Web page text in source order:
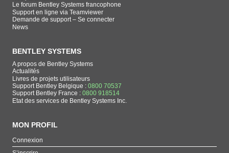
Le forum Bentley Systems francophone
Support en ligne via Teamviewer
Demande de support – Se connecter
News
BENTLEY SYSTEMS
A propos de Bentley Systems
Actualités
Livres de projets utilisateurs
Support Bentley Belgique : 0800 70537
Support Bentley France : 0800 918514
Etat des services de Bentley Systems Inc.
MON PROFIL
Connexion